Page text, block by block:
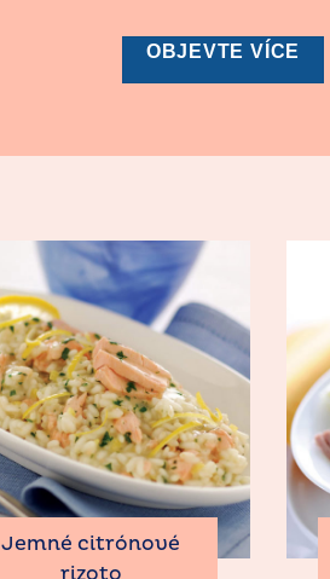
OBJEVTE VÍCE
Jemné citrónové
rizoto